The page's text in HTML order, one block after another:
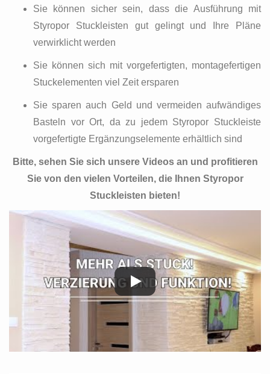
Sie können sicher sein, dass die Ausführung mit
Styropor Stuckleisten gut gelingt und Ihre Pläne
verwirklicht werden
Sie können sich mit vorgefertigten, montagefertigen
Stuckelementen viel Zeit ersparen
Sie sparen auch Geld und vermeiden aufwändiges
Basteln vor Ort, da zu jedem Styropor Stuckleiste
vorgefertigte Ergänzungselemente erhältlich sind
Bitte, sehen Sie sich unsere Videos an und profitieren
Sie von den vielen Vorteilen, die Ihnen Styropor
Stuckleisten bieten!